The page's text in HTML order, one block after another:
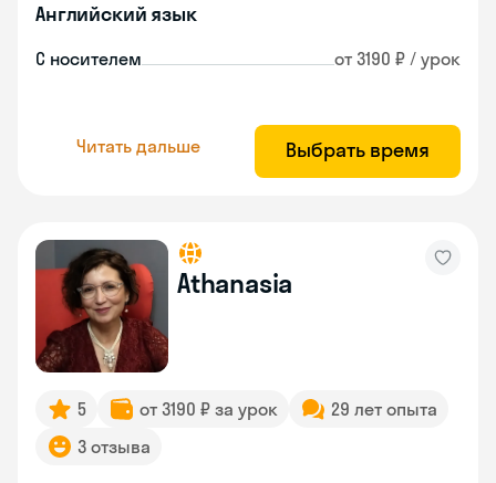
Английский язык
С носителем от 3190 ₽ / урок
Читать дальше Выбрать время
Athanasia
5 от 3190 ₽ за урок
29 лет опыта
3 отзыва